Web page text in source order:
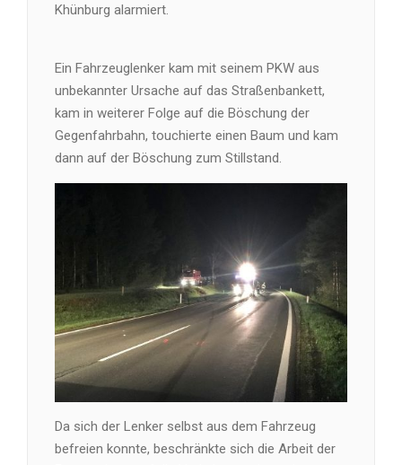
Khünburg alarmiert.
Ein Fahrzeuglenker kam mit seinem PKW aus
unbekannter Ursache auf das Straßenbankett,
kam in weiterer Folge auf die Böschung der
Gegenfahrbahn, touchierte einen Baum und kam
dann auf der Böschung zum Stillstand.
Da sich der Lenker selbst aus dem Fahrzeug
befreien konnte, beschränkte sich die Arbeit der